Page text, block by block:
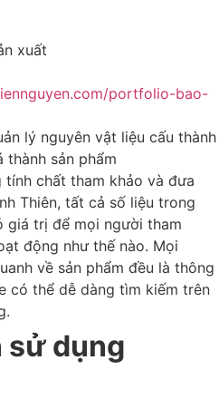
xuất
portfolio-bao-
lý nguyên vật liệu cấu thành
thành sản phẩm
tính chất tham khảo và đưa
Thiên, tất cả số liệu trong
giá trị để mọi người tham
động như thế nào. Mọi
về sản phẩm đều là thông
có thể dễ dàng tìm kiếm trên
sử dụng